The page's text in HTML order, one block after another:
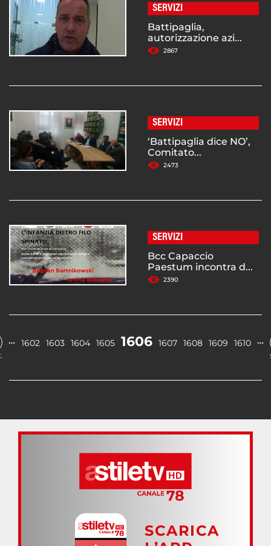
SERVIZI
Battipaglia,
autorizzazione azi...
2867
SERVIZI
‘Battipaglia dice NO’,
Comitato...
2473
SERVIZI
Bcc Capaccio
Paestum incontra d...
2390
… 1602 1603 1604 1605 1606 1607 1608 1609 1610 …
SCARICA